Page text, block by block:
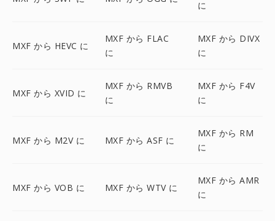
に
MXF から HEVC に
MXF から FLAC
に
MXF から DIVX
に
MXF から XVID に
MXF から RMVB
に
MXF から F4V
に
MXF から M2V に MXF から ASF に
MXF から RM
に
MXF から VOB に MXF から WTV に
MXF から AMR
に